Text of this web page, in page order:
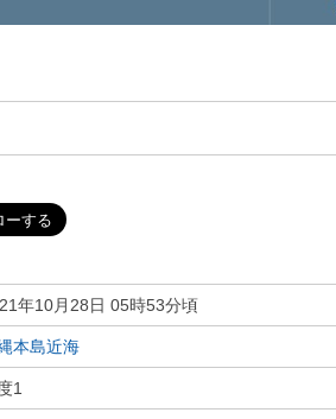
年10月28日 05時53分頃
本島近海
1